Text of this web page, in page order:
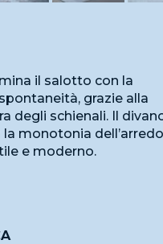
il salotto con la
grazie alla
degli schienali. Il
monotonia
e moderno.